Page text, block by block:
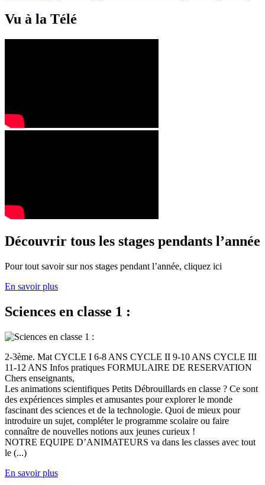
Vu à la Télé
Découvrir tous les stages pendants l’année
Pour tout savoir sur nos stages pendant l’année, cliquez ici
En savoir plus
Sciences en classe 1 :
2-3ème. Mat CYCLE I 6-8 ANS CYCLE II 9-10 ANS CYCLE III
11-12 ANS Infos pratiques FORMULAIRE DE RESERVATION
Chers enseignants,
Les animations scientifiques Petits Débrouillards en classe ? Ce sont
des expériences simples et amusantes pour explorer le monde
fascinant des sciences et de la technologie. Quoi de mieux pour
introduire un sujet, compléter le programme scolaire ou faire
connaître de nouvelles notions aux jeunes curieux !
NOTRE EQUIPE D’ANIMATEURS va dans les classes avec tout
le (...)
En savoir plus